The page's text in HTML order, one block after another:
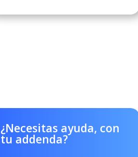
¿Necesitas ayuda, con
tu addenda?